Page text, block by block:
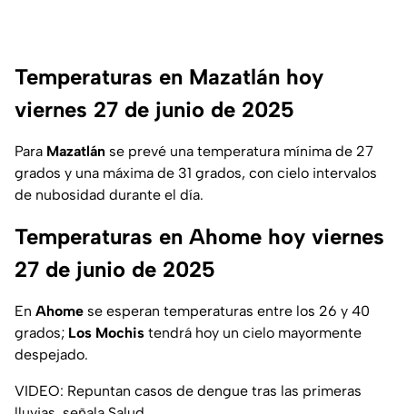
Temperaturas en Mazatlán hoy
viernes 27 de junio de 2025
Para Mazatlán se prevé una temperatura mínima de 27
grados y una máxima de 31 grados, con cielo intervalos
de nubosidad durante el día.
Temperaturas en Ahome hoy viernes
27 de junio de 2025
En Ahome se esperan temperaturas entre los 26 y 40
grados; Los Mochis tendrá hoy un cielo mayormente
despejado.
VIDEO: Repuntan casos de dengue tras las primeras